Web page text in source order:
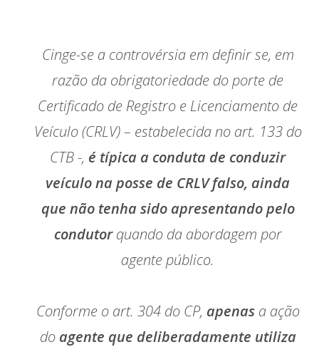
Cinge-se a controvérsia em definir se, em
razão da obrigatoriedade do porte de
Certificado de Registro e Licenciamento de
Veículo (CRLV) – estabelecida no art. 133 do
CTB -, é típica a conduta de conduzir
veículo na posse de CRLV falso, ainda
que não tenha sido apresentando pelo
condutorquando da abordagem por
agente público.
Conforme o art. 304 do CP, apenas a ação
do agente que deliberadamente utiliza